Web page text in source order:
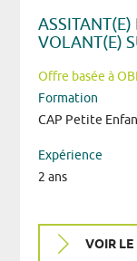
ASSITANT(E)
VOLANT(E)
Offre basée à
Formation
CAP Petite
Expérience
2 ans
VOIR LE